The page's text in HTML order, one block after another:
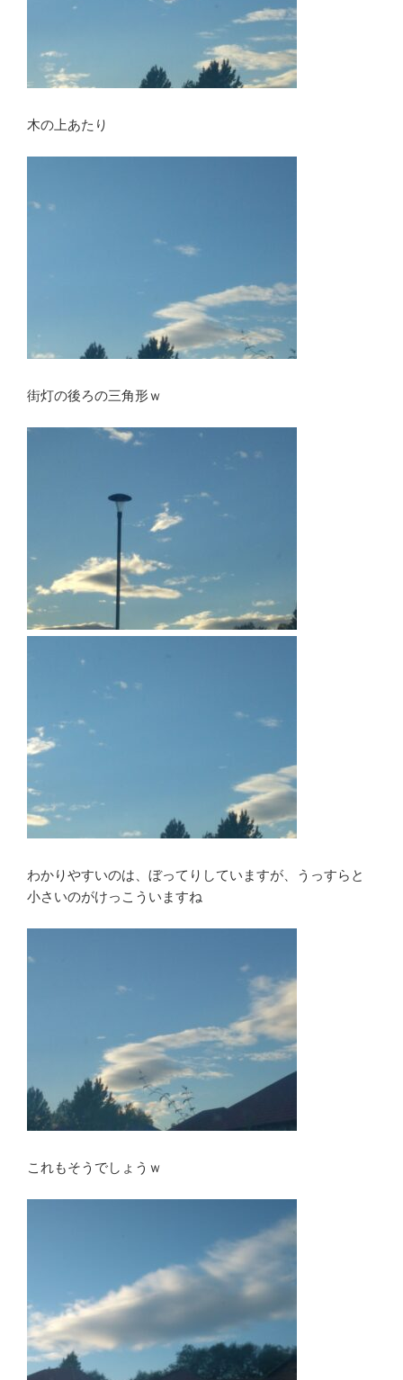
木の上あたり
街灯の後ろの三角形ｗ
わかりやすいのは、ぼってりしていますが、うっすらと
小さいのがけっこういますね
これもそうでしょうｗ